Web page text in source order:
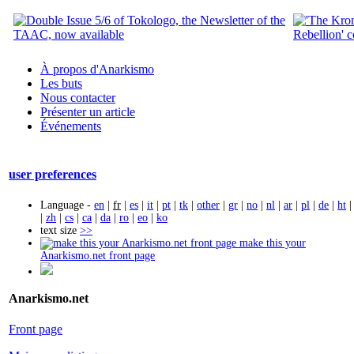
À propos d'Anarkismo
Les buts
Nous contacter
Présenter un article
Événements
user preferences
Language - en | fr | es | it | pt | tk | other | gr | no | nl | ar | pl | de | ht |
| zh | cs | ca | da | ro | eo | ko
text size >>
make this your
Anarkismo.net front page
Anarkismo.net
Front page